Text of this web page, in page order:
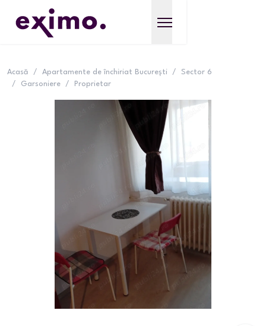
Acasă / Apartamente de închiriat București /
Sector 6
/
Garsoniere / Proprietar